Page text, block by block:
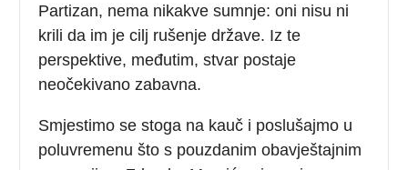
Partizan, nema nikakve sumnje: oni nisu ni
krili da im je cilj rušenje države. Iz te
perspektive, međutim, stvar postaje
neočekivano zabavna.
Smjestimo se stoga na kauč i poslušajmo u
poluvremenu što s pouzdanim obavještajnim